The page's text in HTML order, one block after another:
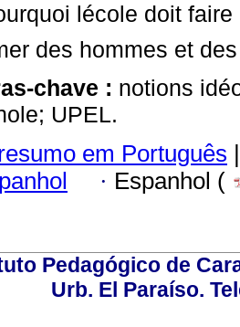
lécole doit
des hommes et
chave : notions
UPEL.
em Português |
· Espanhol (
Pedagógico de
Urb. El Paraíso.